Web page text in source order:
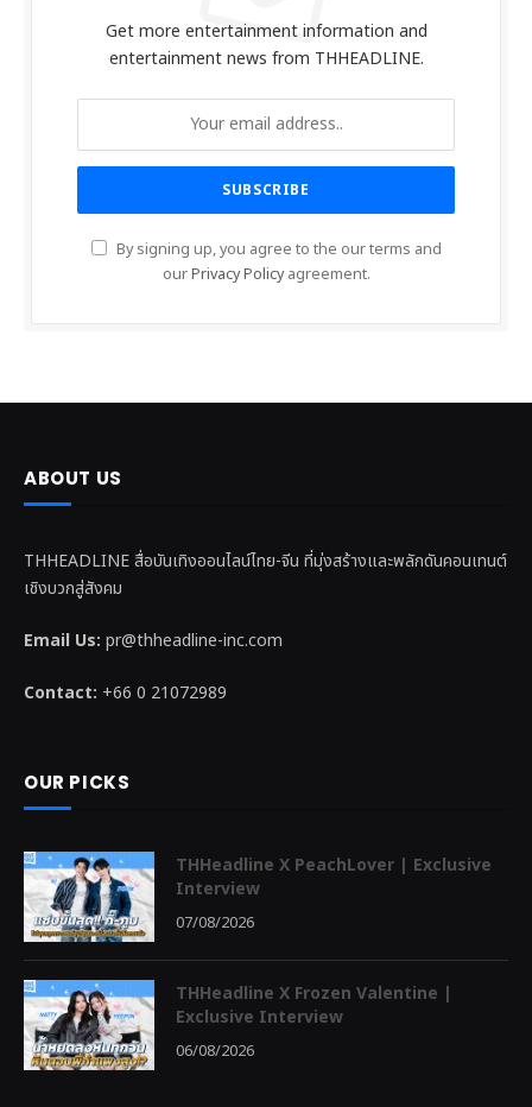
Get more entertainment information and
entertainment news from THHEADLINE.
By signing up, you agree to the our terms and
ourPrivacy Policyagreement.
ABOUT US
THHEADLINE สื่อบันเทิงออนไลน์ไทย-จีน ที่มุ่งสร้างและพลักดันคอนเทนต์
เชิงบวกสู่สังคม
Email Us: pr@thheadline-inc.com
Contact: +66 0 21072989
OUR PICKS
THHeadline X PeachLover | Exclusive
Interview
07/08/2026
THHeadline X Frozen Valentine |
Exclusive Interview
06/08/2026